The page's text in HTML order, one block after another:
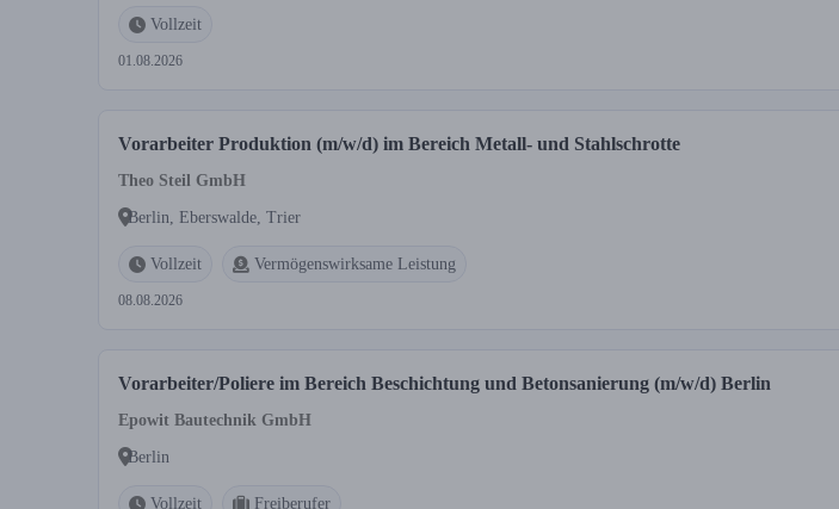
Vollzeit
01.08.2026
Vorarbeiter Produktion (m/w/d) im Bereich Metall- und Stahlschrotte
Theo Steil GmbH
Berlin, Eberswalde, Trier
Vollzeit Vermögenswirksame Leistung
08.08.2026
Vorarbeiter/Poliere im Bereich Beschichtung und Betonsanierung (m/w/d) Berlin
Epowit Bautechnik GmbH
Berlin
Vollzeit Freiberufer